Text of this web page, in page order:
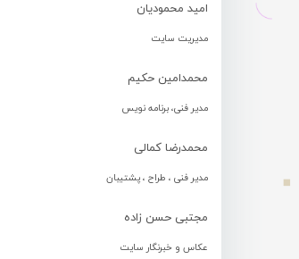
امید محمودیان
مدیریت سایت
محمدامین حکیم
مدیر فنی، برنامه نویس
محمدرضا کمالی
مدیر فنی ، طراح ، پشتیبان
مجتبی حسن زاده
عکاس و خبرنگار سایت